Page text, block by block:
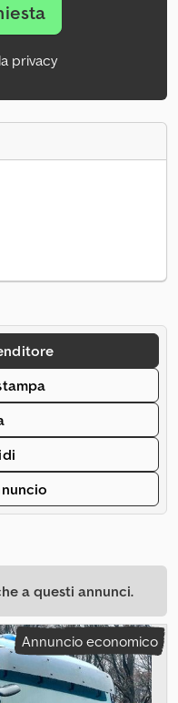
privacy
a questi annunci.
Annuncio economico